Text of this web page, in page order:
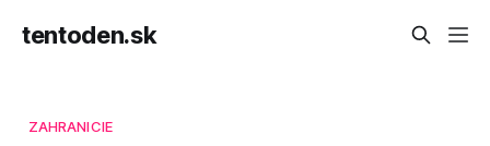
tentoden.sk
ZAHRANICIE